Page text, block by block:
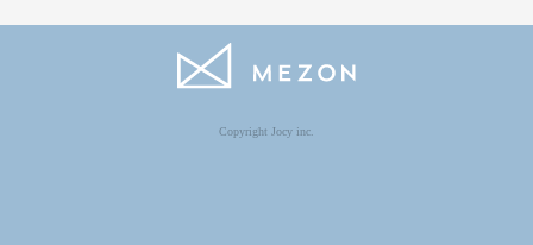
Copyright Jocy inc.